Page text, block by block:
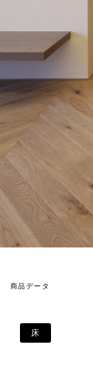
商品データ
床